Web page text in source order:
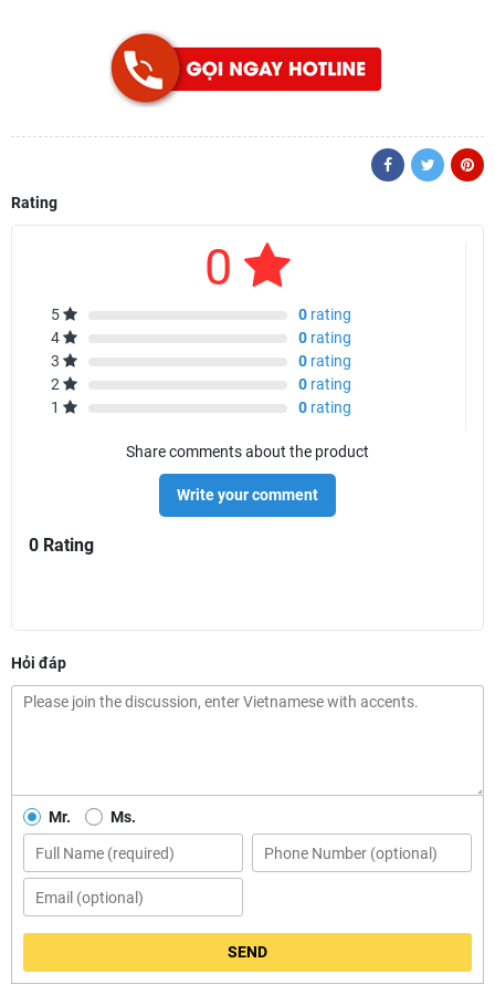
Rating
0
5 0 rating
4
0 rating
3
0 rating
2
0 rating
1
0 rating
Share comments about the product
Write your comment
0 Rating
Hỏi đáp
Mr. Ms.
SEND